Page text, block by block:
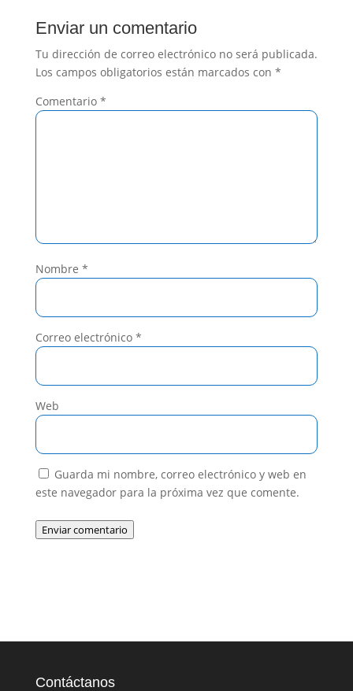
Enviar un comentario
Tu dirección de correo electrónico no será publicada.
Los campos obligatorios están marcados con *
Comentario *
Nombre *
Correo electrónico *
Web
Guarda mi nombre, correo electrónico y web en
este navegador para la próxima vez que comente.
Enviar comentario
Contáctanos